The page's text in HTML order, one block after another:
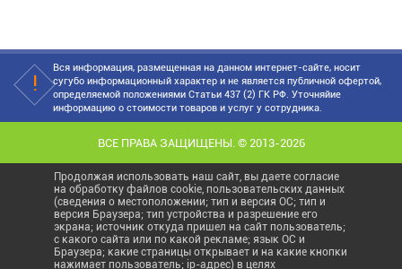
Вся информация, размещенная на данном интернет-сайте, носит
сугубо информационный характер и не является публичной офертой,
определяемой положениями Статьи 437 (2) ГК РФ. Уточняйие
информацию о стоимости товаров и услуг у сотрудника.
ВСЕ ПРАВА ЗАЩИЩЕНЫ. © 2013-2026
Продолжая использовать наш сайт, вы даете согласие
на обработку файлов cookie, пользовательских данных
(сведения о местоположении; тип и версия ОС; тип и
версия Браузера; тип устройства и разрешение его
экрана; источник откуда пришел на сайт пользователь;
с какого сайта или по какой рекламе; язык ОС и
Браузера; какие страницы открывает и на какие кнопки
нажимает пользователь; ip-адрес) в целях